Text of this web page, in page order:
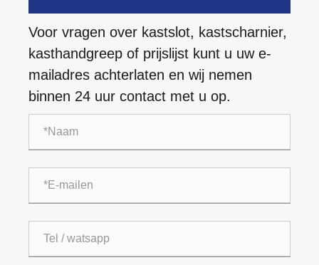
Voor vragen over kastslot, kastscharnier,
kasthandgreep of prijslijst kunt u uw e-
mailadres achterlaten en wij nemen
binnen 24 uur contact met u op.